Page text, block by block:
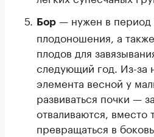
Бор — нужен в период
плодоношения, а
плодов для
следующий год. Из-за
элемента весной у
развиваться почки —
отваливаются, вместо
превращаться в